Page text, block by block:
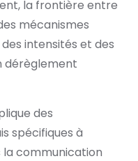
la frontière entre
mécanismes
intensités et des
dérèglement
des
spécifiques à
communication